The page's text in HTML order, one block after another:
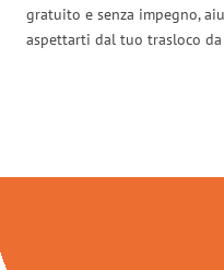
gratuito e senza impegno,
aspettarti dal tuo trasloco da